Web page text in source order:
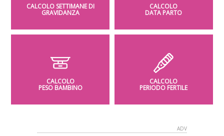
CALCOLO SETTIMANE DI
GRAVIDANZA
CALCOLO
DATA PARTO
CALCOLO
PESO BAMBINO
CALCOLO
PERIODO FERTILE